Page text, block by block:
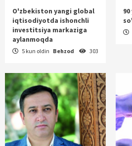
O'zbekiston yangi global
iqtisodiyotda ishonchli
investitsiya markaziga
aylanmoqda
5 kun oldin Behzod 303